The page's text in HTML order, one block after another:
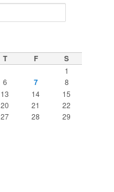
T F S
1
6 7
8
13 14
15
20 21
22
27 28
29